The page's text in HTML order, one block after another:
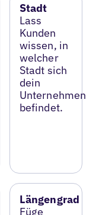
Stadt
Lass
Kunden
wissen, in
welcher
Stadt sich
dein
Unternehmen
befindet.
Längengrad
Füge